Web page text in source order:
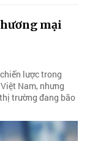
mại
lược trong
Nam, nhưng
trường đang bão